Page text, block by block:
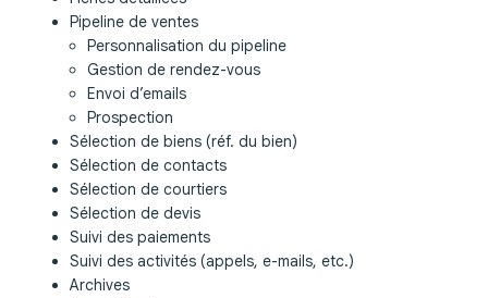
Pipeline de ventes
Personnalisation du pipeline
Gestion de rendez-vous
Envoi d’emails
Prospection
Sélection de biens (réf. du bien)
Sélection de contacts
Sélection de courtiers
Sélection de devis
Suivi des paiements
Suivi des activités (appels, e-mails, etc.)
Archives